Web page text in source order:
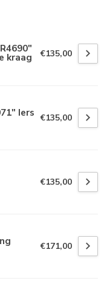
kraag €135,00
Iers €135,00
€135,00
€171,00